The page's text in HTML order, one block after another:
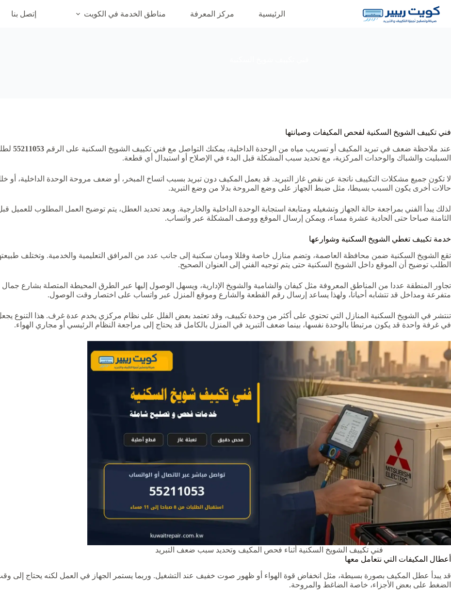
التجاوز
المحتوى
الرئيسية مركز المعرفة مناطق الخدمة في الكويت إتصل بنا
فني تكييف الشويخ السكنية لفحص المكيفات وصيانتها
عند ملاحظة ضعف في تبريد المكيف أو تسريب مياه من الوحدة الداخلية، يمكنك التواصل مع فني تكييف الشويخ السكنية على الرقم 55211053
السبليت والشباك والوحدات المركزية، مع تحديد سبب المشكلة قبل البدء في الإصلاح أو استبدال أي قطعة.
لا تكون جميع مشكلات التكييف ناتجة عن نقص غاز التبريد. قد يعمل المكيف دون تبريد بسبب اتساخ المبخر، أو ضعف مروحة الوحدة الداخلية،
حالات أخرى يكون السبب بسيطا، مثل ضبط الجهاز على وضع المروحة بدلا من وضع التبريد.
لذلك يبدأ الفني بمراجعة حالة الجهاز وتشغيله ومتابعة استجابة الوحدة الداخلية والخارجية. وبعد تحديد العطل، يتم توضيح العمل المطلوب للعميل
الثامنة صباحا حتى الحادية عشرة مساء، ويمكن إرسال الموقع ووصف المشكلة عبر واتساب.
خدمة تكييف تغطي الشويخ السكنية وشوارعها
تقع الشويخ السكنية ضمن محافظة العاصمة، وتضم منازل خاصة وفللا ومبان سكنية إلى جانب عدد من المرافق التعليمية والخدمية. وتختلف
الطلب توضيح أن الموقع داخل الشويخ السكنية حتى يتم توجيه الفني إلى العنوان الصحيح.
تجاور المنطقة عددا من المناطق المعروفة مثل كيفان والشامية والشويخ الإدارية، ويسهل الوصول إليها عبر الطرق المحيطة المتصلة بشارع
متفرعة ومداخل قد تتشابه أحيانا، ولهذا يساعد إرسال رقم القطعة والشارع وموقع المنزل عبر واتساب على اختصار وقت الوصول.
تنتشر في الشويخ السكنية المنازل التي تحتوي على أكثر من وحدة تكييف، وقد تعتمد بعض الفلل على نظام مركزي يخدم عدة غرف. هذا التنوع
في غرفة واحدة قد يكون مرتبطا بالوحدة نفسها، بينما ضعف التبريد في المنزل بالكامل قد يحتاج إلى مراجعة النظام الرئيسي أو مجاري الهواء.
فني تكييف الشويخ السكنية أثناء فحص المكيف وتحديد سبب ضعف التبريد
أعطال المكيفات التي نتعامل معها
قد يبدأ عطل المكيف بصورة بسيطة، مثل انخفاض قوة الهواء أو ظهور صوت خفيف عند التشغيل. وربما يستمر الجهاز في العمل لكنه يحتاج إلى وقت
الضغط على بعض الأجزاء، خاصة الضاغط والمروحة.